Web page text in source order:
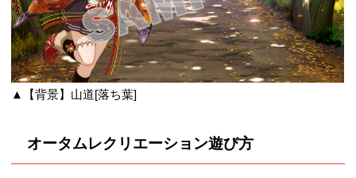
▲【背景】山道[落ち葉]
オータムレクリエーション遊び方